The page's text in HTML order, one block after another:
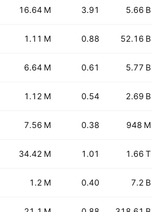
16.64 M 3.91 5.66 B
1.11 M 0.88 52.16 B
6.64 M 0.61 5.77 B
1.12 M 0.54 2.69 B
7.56 M 0.38 948 M
34.42 M 1.01 1.66 T
1.2 M 0.40 7.2 B